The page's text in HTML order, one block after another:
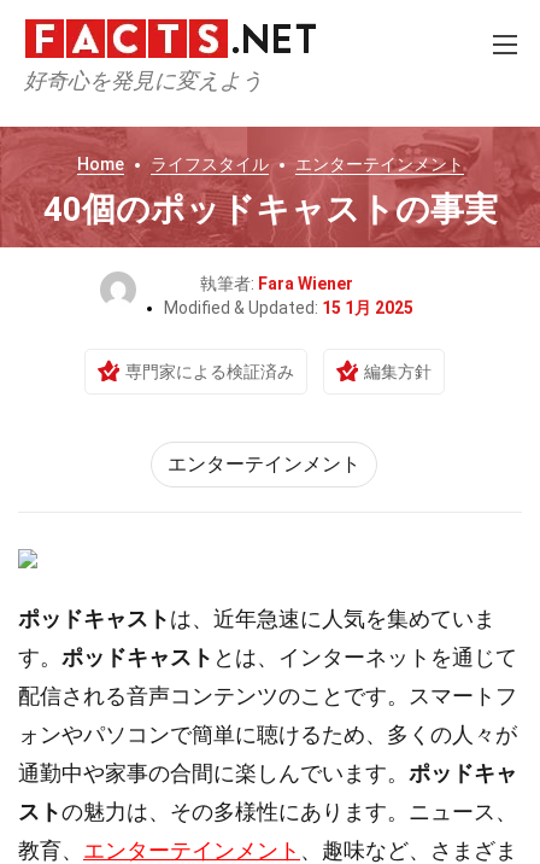
好奇心を発見に変えよう
Home ライフスタイル エンターテインメント
40個のポッドキャストの事実
執筆者: Fara Wiener
Modified & Updated: 15 1月 2025
専門家による検証済み 編集方針
エンターテインメント
ポッドキャストは、近年急速に人気を集めていま
す。 ポッドキャスト とは、インターネットを通じて
配信される音声コンテンツのことです。スマートフ
ォンやパソコンで簡単に聴けるため、多くの人々が
通勤中や家事の合間に楽しんでいます。 ポッドキャ
ストの魅力は、その多様性にあります。ニュース、
教育、 エンターテインメント 、趣味など、さまざま